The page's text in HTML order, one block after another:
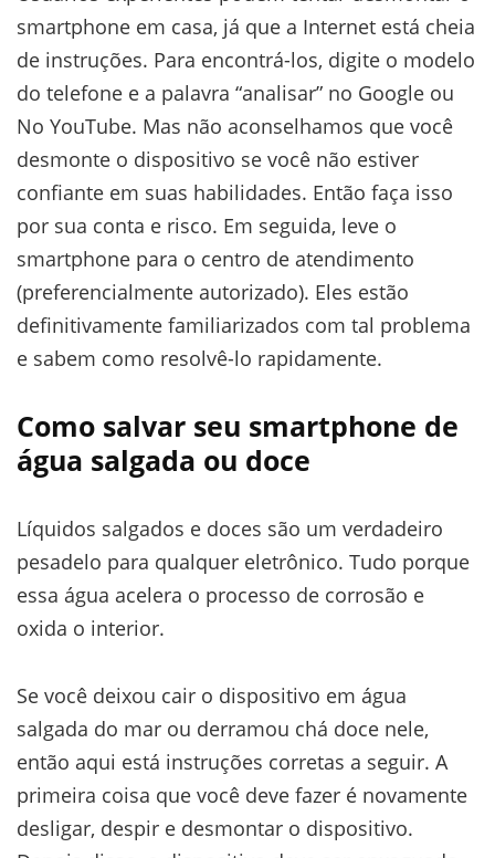
smartphone em casa, já que a Internet está cheia
de instruções. Para encontrá-los, digite o modelo
do telefone e a palavra “analisar” no Google ou
No YouTube. Mas não aconselhamos que você
desmonte o dispositivo se você não estiver
confiante em suas habilidades. Então faça isso
por sua conta e risco. Em seguida, leve o
smartphone para o centro de atendimento
(preferencialmente autorizado). Eles estão
definitivamente familiarizados com tal problema
e sabem como resolvê-lo rapidamente.
Como salvar seu smartphone de
água salgada ou doce
Líquidos salgados e doces são um verdadeiro
pesadelo para qualquer eletrônico. Tudo porque
essa água acelera o processo de corrosão e
oxida o interior.
Se você deixou cair o dispositivo em água
salgada do mar ou derramou chá doce nele,
então aqui está instruções corretas a seguir. A
primeira coisa que você deve fazer é novamente
desligar, despir e desmontar o dispositivo.